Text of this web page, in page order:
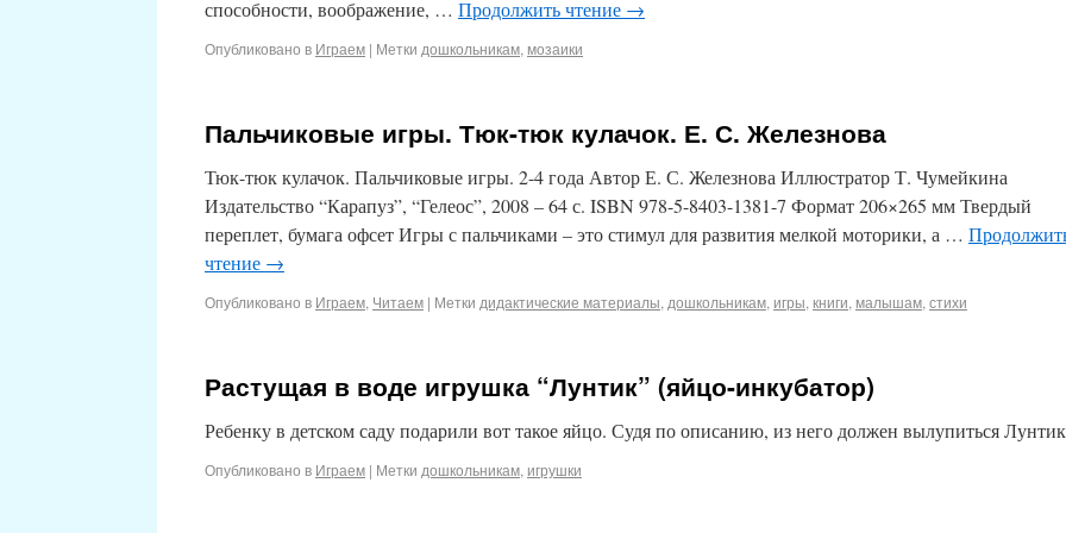
способности, воображение, … Продолжить чтение →
Опубликовано в Играем | Метки дошкольникам, мозаики
Пальчиковые игры. Тюк-тюк кулачок. Е. С. Железнова
Тюк-тюк кулачок. Пальчиковые игры. 2-4 года Автор Е. С. Железнова Иллюстратор Т. Чумейкина
Издательство “Карапуз”, “Гелеос”, 2008 – 64 с. ISBN 978-5-8403-1381-7 Формат 206×265 мм Твердый
переплет, бумага офсет Игры с пальчиками – это стимул для развития мелкой моторики, а …
чтение →
Опубликовано в Играем, Читаем | Метки дидактические материалы, дошкольникам, игры, книги, малышам, стихи
Растущая в воде игрушка “Лунтик” (яйцо-инкубатор)
Ребенку в детском саду подарили вот такое яйцо. Судя по описанию, из него должен вылупиться
Опубликовано в Играем | Метки дошкольникам, игрушки